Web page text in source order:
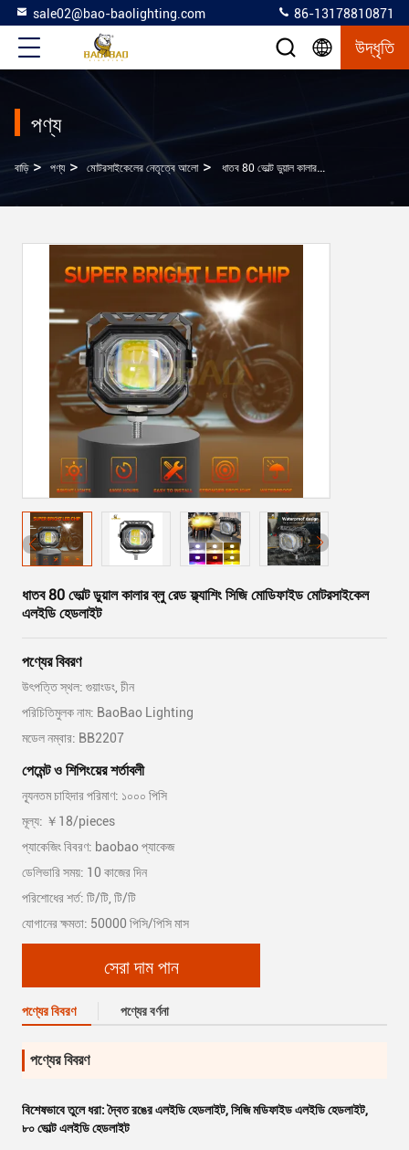
sale02@bao-baolighting.com 86-13178810871
উদ্ধৃতি
পণ্য
বাড়ি > পণ্য > মোটরসাইকেলের নেতৃত্বে আলো > ধাতব 80 ভোল্ট ডুয়াল কালার ব্লু রেড ফ্ল্যাশিং সিজি মোডিফাইড মোটরসাইকেল এলইডি হেডলাইট
ধাতব 80 ভোল্ট ডুয়াল কালার ব্লু রেড ফ্ল্যাশিং সিজি মোডিফাইড মোটরসাইকেল
এলইডি হেডলাইট
পণ্যের বিবরণ
উৎপত্তি স্থল: গুয়াংডং, চীন
পরিচিতিমুলক নাম: BaoBao Lighting
মডেল নম্বার: BB2207
পেমেন্ট ও শিপিংয়ের শর্তাবলী
ন্যূনতম চাহিদার পরিমাণ: ১০০০ পিসি
মূল্য: ￥18/pieces
প্যাকেজিং বিবরণ: baobao প্যাকেজ
ডেলিভারি সময়: 10 কাজের দিন
পরিশোধের শর্ত: টি/টি, টি/টি
যোগানের ক্ষমতা: 50000 পিসি/পিসি মাস
সেরা দাম পান
পণ্যের বিবরণ পণ্যের বর্ণনা
পণ্যের বিবরণ
বিশেষভাবে তুলে ধরা:দ্বৈত রঙের এলইডি হেডলাইট,সিজি মডিফাইড এলইডি হেডলাইট,
৮০ ভোল্ট এলইডি হেডলাইট